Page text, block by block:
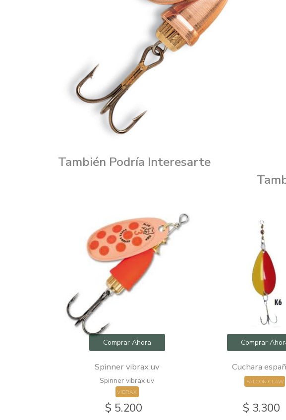
También Podría Interesarte
Comprar Ahora
Spinner vibrax uv
Spinner vibrax uv
VIBRAX
$ 5.200
Comprar
Cuchara
FALCON CLAW
$ 3.300